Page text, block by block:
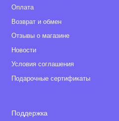
Оплата
Возврат и обмен
Отзывы о магазине
Новости
Условия соглашения
Подарочные сертификаты
Поддержка